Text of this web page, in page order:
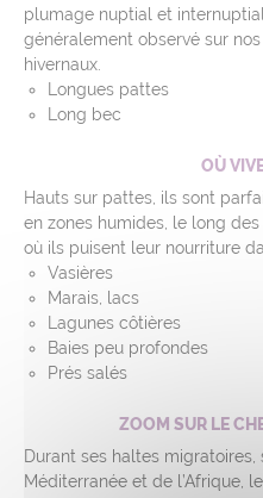
plumage nuptial et
généralement observé sur
hivernaux.
Longues pattes
Long bec
OÙ
Hauts sur pattes, ils sont
en zones humides, le long
où ils puisent leur nourriture
Vasières
Marais, lacs
Lagunes côtières
Baies peu profondes
Prés salés
ZOOM SUR LE
Durant ses haltes
Méditerranée et de l’Afrique,